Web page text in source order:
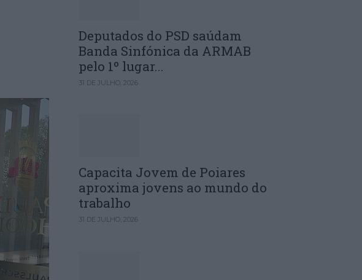
Deputados do PSD saúdam
Banda Sinfónica da ARMAB
pelo 1º lugar...
31 DE JULHO, 2026
Capacita Jovem de Poiares
aproxima jovens ao mundo do
trabalho
31 DE JULHO, 2026